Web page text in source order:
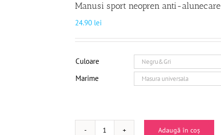
Manusi sport neopren anti-alunecare
24.90 lei
Culoare
Marime
Adaugă în coș